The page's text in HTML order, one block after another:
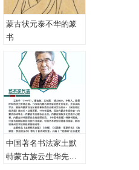
蒙古状元泰不华的篆
书
中国著名书法家土默
特蒙古族云生华先生